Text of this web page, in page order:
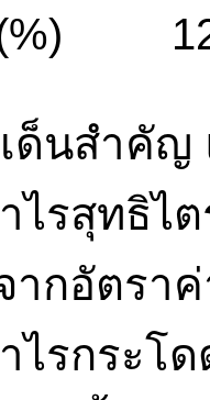
(%)
ด็นสำคัญ
สุทธิไตร
ากอัตรา
ระโดด